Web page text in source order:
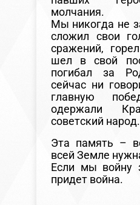
молчания.
Мы никогда не
сложил свои
сражений,
шел в свой
погибал за
сейчас ни
главную
одержали
советский народ.
Эта память –
всей Земле
Если мы войну
придет война.